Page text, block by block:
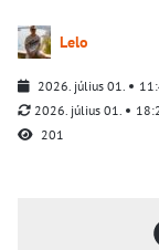
Lelo
2026. július 01.
2026. július 01.
201